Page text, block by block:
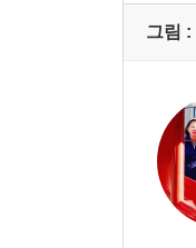
그림 :